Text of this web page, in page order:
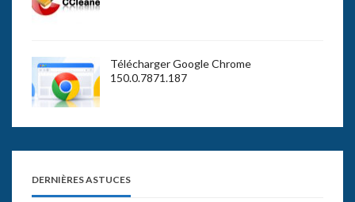
Télécharger Google Chrome
150.0.7871.187
DERNIÈRES ASTUCES